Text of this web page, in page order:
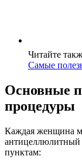
Читайте
Самые
Основные
процедуры
Каждая женщина
антицеллюлитный
пунктам: